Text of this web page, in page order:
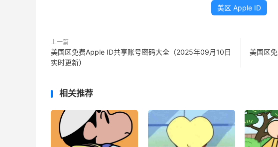
美区 Apple ID
上一篇
美国区免费Apple ID共享账号密码大全（2025年09月10日
实时更新）
美国区
相关推荐